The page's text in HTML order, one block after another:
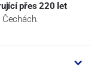
přes 220 let
Čechách.